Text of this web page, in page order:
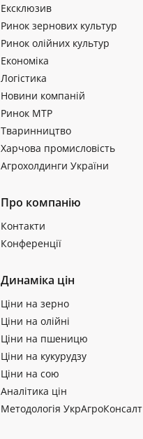
Ексклюзив
Ринок зернових культур
Ринок олійних культур
Економіка
Логістика
Новини компаній
Ринок МТР
Тваринництво
Харчова промисловість
Агрохолдинги України
Про компанію
Контакти
Конференції
Динаміка цін
Ціни на зерно
Ціни на олійні
Ціни на пшеницю
Ціни на кукурудзу
Ціни на сою
Аналітика цін
Методологія УкрАгроКонсалт